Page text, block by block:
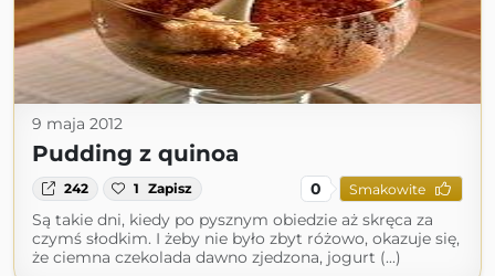
9 maja 2012
Pudding z quinoa
242 1 Zapisz 0 Smakowite
Są takie dni, kiedy po pysznym obiedzie aż skręca za
czymś słodkim. I żeby nie było zbyt różowo, okazuje się,
że ciemna czekolada dawno zjedzona, jogurt (...)